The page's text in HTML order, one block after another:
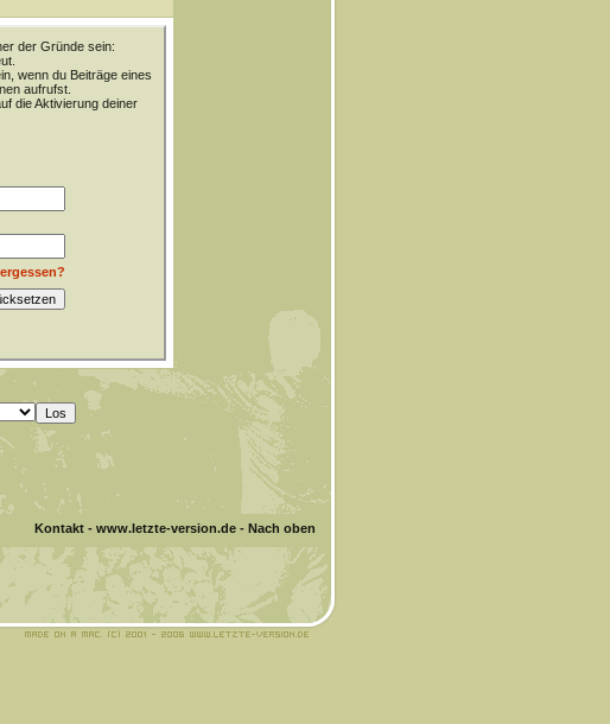
der Gründe sein:
wenn du Beiträge eines
aufrufst.
die Aktivierung deiner
Kontakt- www.letzte-version.de- Nach oben